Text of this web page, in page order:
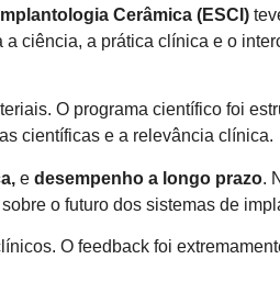
Cerâmica (ESCI)
ciência, a prática clínica e o
O programa científico foi
científicas e a relevância clínica.
e desempenho a longo prazo.
o futuro dos sistemas de
O feedback foi